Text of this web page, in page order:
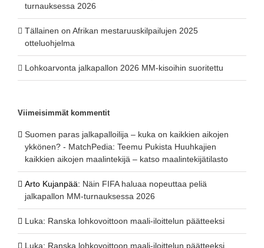
turnauksessa 2026
Tällainen on Afrikan mestaruuskilpailujen 2025
otteluohjelma
Lohkoarvonta jalkapallon 2026 MM-kisoihin suoritettu
Viimeisimmät kommentit
Suomen paras jalkapalloilija – kuka on kaikkien aikojen
ykkönen? - MatchPedia: Teemu Pukista Huuhkajien
kaikkien aikojen maalintekijä – katso maalintekijätilasto
Arto Kujanpää: Näin FIFA haluaa nopeuttaa peliä
jalkapallon MM-turnauksessa 2026
Luka: Ranska lohkovoittoon maali-iloittelun päätteeksi
Luka: Ranska lohkovoittoon maali-iloittelun päätteeksi